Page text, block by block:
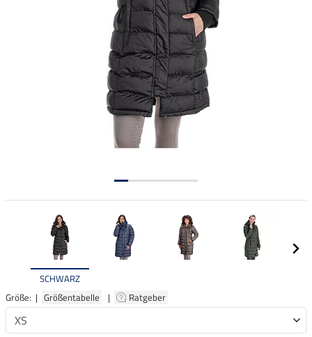
SCHWARZ
Größe: | Größentabelle | Ratgeber